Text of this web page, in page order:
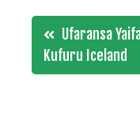
Post
navigation
Ufaransa
Kufuru Iceland